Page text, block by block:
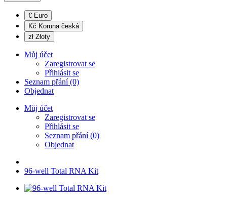
€ Euro
Kč Koruna česká
zł Złoty
Můj účet
Zaregistrovat se
Přihlásit se
Seznam přání (0)
Objednat
Můj účet
Zaregistrovat se
Přihlásit se
Seznam přání (0)
Objednat
96-well Total RNA Kit